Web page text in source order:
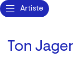
Artiste
Ton